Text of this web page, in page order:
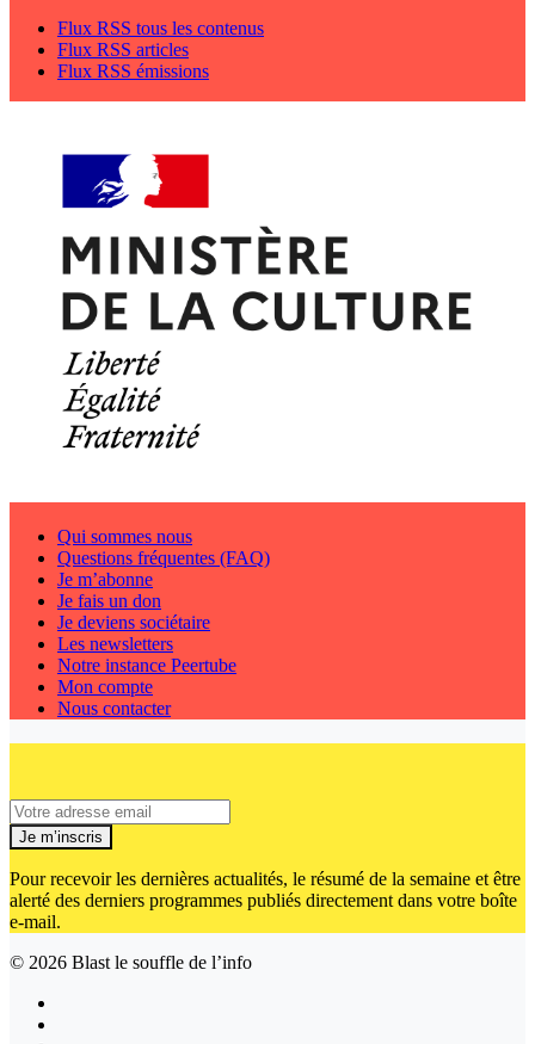
Flux RSS tous les contenus
Flux RSS articles
Flux RSS émissions
Qui sommes nous
Questions fréquentes (FAQ)
Je m’abonne
Je fais un don
Je deviens sociétaire
Les newsletters
Notre instance Peertube
Mon compte
Nous contacter
Je m’inscris
Pour recevoir les dernières actualités, le résumé de la semaine et être
alerté des derniers programmes publiés directement dans votre boîte
e-mail.
© 2026 Blast le souffle de l’info